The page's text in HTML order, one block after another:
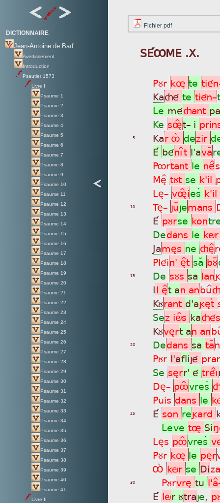
DICTIONNAIRE
Jean-Antoine de Baïf
Avertissement
Introduction
Psautier 1573
Livre I
Psaume 1
Psaume 2
Psaume 3
Psaume 4
Psaume 5
Psaume 6
Psaume 7
Psaume 8
Psaume 9
Psaume 10
Psaume 11
Psaume 12
Psaume 13
Psaume 14
Psaume 15
Psaume 16
Psaume 17
Psaume 18
Psaume 19
Psaume 20
Psaume 21
Psaume 22
Psaume 23
Psaume 24
Psaume 25
Psaume 26
Psaume 27
Psaume 28
Psaume 29
Psaume 30
Psaume 31
Psaume 32
Psaume 33
Psaume 34
Psaume 35
Psaume 36
Psaume 37
Psaume 38
Psaume 39
Psaume 40
Psaume 41
Livre II
Fichier pdf
SÉÔME .X.
Pùr kø te
Kaçé te tién_
Le méçant pa
Ke søÎt_ i
5 Kar ôá dezir
É bénìît l'avaÿ
Pôrtant le né^
Mè^ tùt se k'il
Lè_ vøÎiesÄ k'il
10 Tè_ juÿjemans
É pùrse kon
Dedans le
Jamès ne çè^
Pléin' è^t saÂ bùÿ
15 De sùs sa lan
Il è^t an anbu^
Kùrant d'agètã
Sez iö^s ka
Kùvèrt an an
20 Dedans sa taÿ
Pùr l'aflijé
Se sèrr' é tréìÎ
Dè_ pôÎvresÄ
Puis dans le
25 É son regard
Leve tø Si
Lès pôÎvresÄ
Pùr kø le pèr
Ôá kör se Di
30 Pùrvrè tu
É lör ùtraje,